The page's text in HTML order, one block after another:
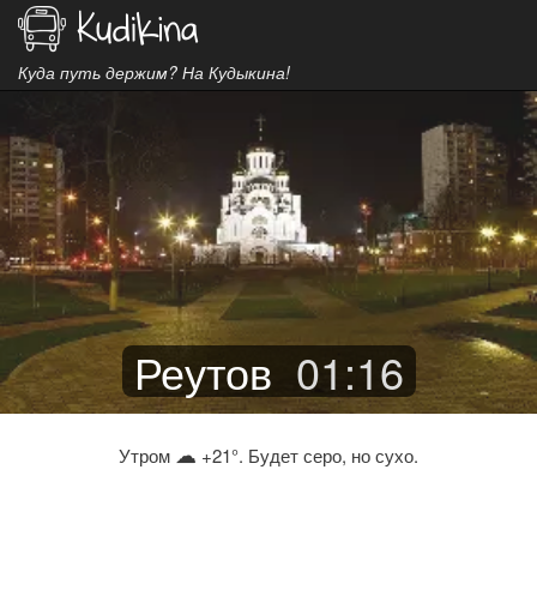
Куда путь держим? На Кудыкина!
Реутов 01:16
Утром ☁ +21°. Будет серо, но сухо.